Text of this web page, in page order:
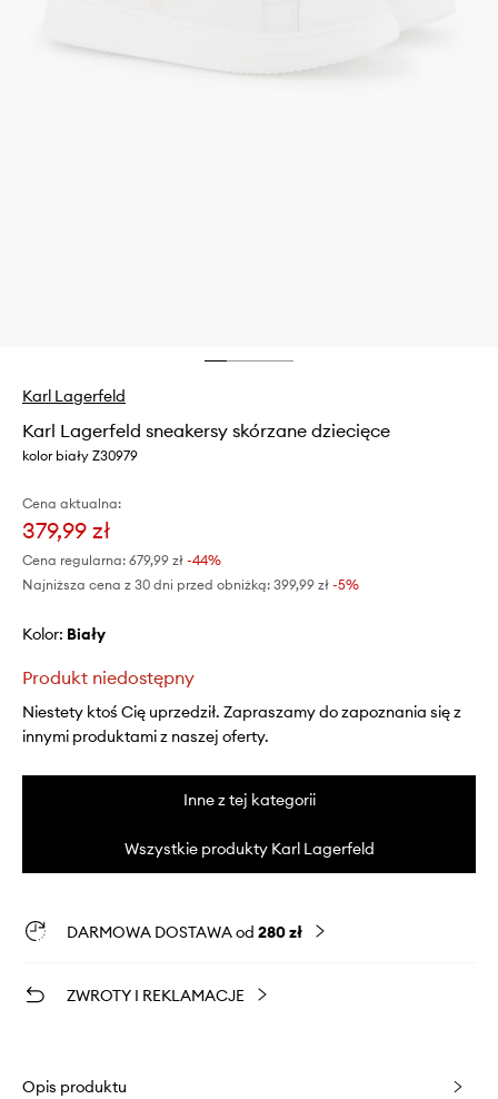
Karl Lagerfeld
Karl Lagerfeld sneakersy skórzane dziecięce
kolor biały Z30979
Cena aktualna:
379,99 zł
Cena regularna: 679,99 zł -44%
Najniższa cena z 30 dni przed obniżką: 399,99 zł -5%
Kolor: biały
Produkt niedostępny
Niestety ktoś Cię uprzedził. Zapraszamy do zapoznania się z
innymi produktami z naszej oferty.
Inne z tej kategorii
Wszystkie produkty Karl Lagerfeld
DARMOWA DOSTAWA od 280 zł
ZWROTY I REKLAMACJE
Opis produktu